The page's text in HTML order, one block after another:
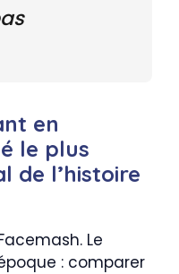
en
le plus
de l’histoire
Le
: comparer